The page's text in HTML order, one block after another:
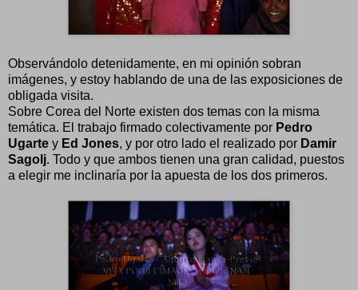
Observándolo detenidamente, en mi opinión sobran
imágenes, y estoy hablando de una de las exposiciones de
obligada visita.
Sobre Corea del Norte existen dos temas con la misma
temática. El trabajo firmado colectivamente por Pedro
Ugarte y Ed Jones, y por otro lado el realizado por Damir
Sagolj. Todo y que ambos tienen una gran calidad, puestos
a elegir me inclinaría por la apuesta de los dos primeros.